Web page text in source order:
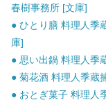
春樹事務所 [文庫]
● ひとり膳 料理人季
庫]
● 思い出鍋 料理人季
● 菊花酒 料理人季蔵
● おとぎ菓子 料理人